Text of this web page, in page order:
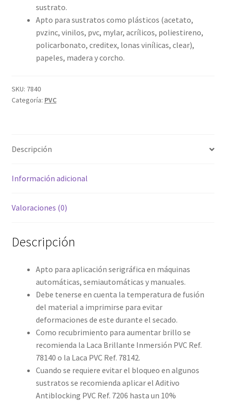
sustrato.
Apto para sustratos como plásticos (acetato,
pvzinc, vinilos, pvc, mylar, acrílicos, poliestireno,
policarbonato, creditex, lonas vinílicas, clear),
papeles, madera y corcho.
SKU: 7840
Categoría: PVC
Descripción
Información adicional
Valoraciones (0)
Descripción
Apto para aplicación serigráfica en máquinas
automáticas, semiautomáticas y manuales.
Debe tenerse en cuenta la temperatura de fusión
del material a imprimirse para evitar
deformaciones de este durante el secado.
Como recubrimiento para aumentar brillo se
recomienda la Laca Brillante Inmersión PVC Ref.
78140 o la Laca PVC Ref. 78142.
Cuando se requiere evitar el bloqueo en algunos
sustratos se recomienda aplicar el Aditivo
Antiblocking PVC Ref. 7206 hasta un 10%